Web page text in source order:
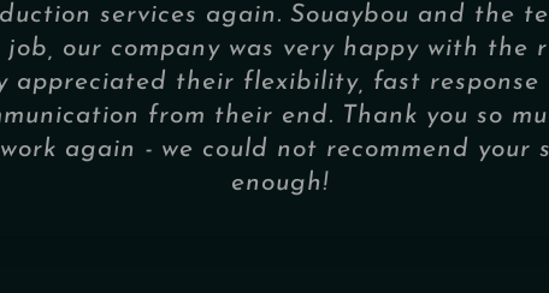
services again. Souaybou and the
job, our company was very happy with the
appreciated their flexibility, fast response
from their end. Thank you so
again - we could not recommend your
enough!